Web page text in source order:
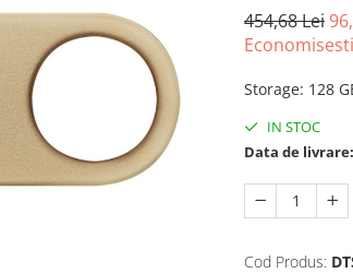
454,68 Lei
Storage: 128
IN STOC
Data de livrare:
Cod Produs: